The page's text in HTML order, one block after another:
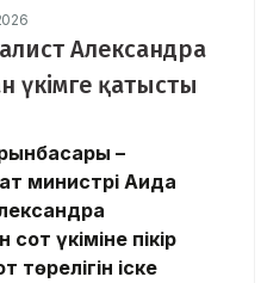
Александра
үкімге қатысты
–
министрі Аида
үкіміне пікір
төрелігін іске